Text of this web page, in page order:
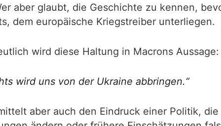
aber glaubt, die Geschichte zu kennen,
dem europäische Kriegstreiber unterliegen.
wird diese Haltung in Macrons Aussage:
wird uns von der Ukraine abbringen.“
aber auch den Eindruck einer Politik,